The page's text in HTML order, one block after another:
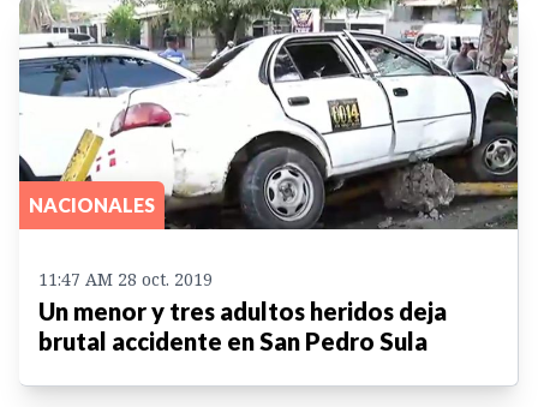
NACIONALES
11:47 AM 28 oct. 2019
Un menor y tres adultos heridos deja
brutal accidente en San Pedro Sula